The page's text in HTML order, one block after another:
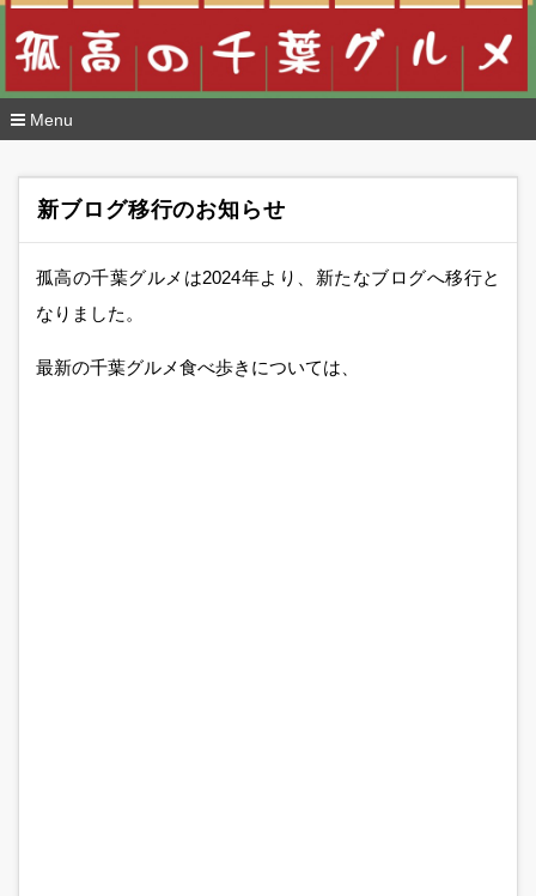
Menu
新ブログ移行のお知らせ
孤高の千葉グルメは2024年より、新たなブログへ移行と
なりました。
最新の千葉グルメ食べ歩きについては、